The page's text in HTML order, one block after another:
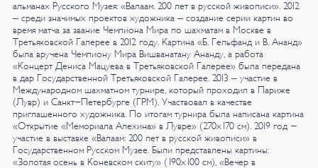
альманах Русского Музея: «Валаам. 200 лет в русской живописи». 2012
– среди значимых проектов художника – создание серии картин во
время матча за звание Чемпиона Мира по шахматам в Москве в
Третьяковской Галерее в 2012 году. Картина «Б. Гельфанд и В. Ананд»
была вручена Чемпиону Мира Вишванатану Ананду, а работа
«Концерт Дениса Мацуева в Третьяковской Галерее» была передана
в дар Государственной Третьяковской Галерее. 2013 – участие в
Международном шахматном турнире, который проходил в Париже
(Лувр) и Санкт-Петербурге (ГРМ). Участвовал в качестве
приглашенного художника. По итогам турнира была написана картина
«Открытие «Мемориала Алехина» в Лувре» (270х170 см). 2019 год -
участие в выставке «Валаам: 200 лет в русской живописи» в
Государственном Русском Музее. Были представлены картины:
«Золотая осень в Коневском скиту» (190х100 см), «Вечер в